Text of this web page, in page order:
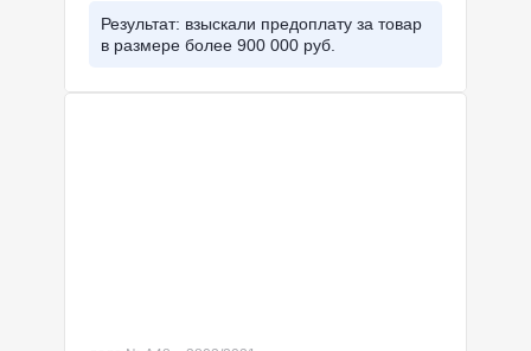
Результат: взыскали предоплату за товар
в размере более 900 000 руб.